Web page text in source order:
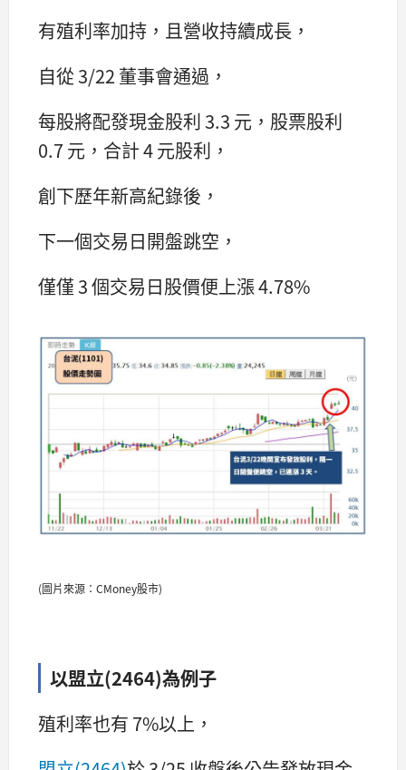
有殖利率加持，且營收持續成長，
自從 3/22 董事會通過，
每股將配發現金股利 3.3 元，股票股利
0.7 元，合計 4 元股利，
創下歷年新高紀錄後，
下一個交易日開盤跳空，
僅僅 3 個交易日股價便上漲 4.78%
(圖片來源：CMoney股市)
以盟立(2464)為例子
殖利率也有 7%以上，